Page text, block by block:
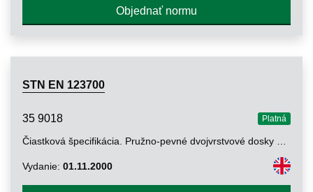
Objednať normu
STN EN 123700
35 9018 Platná
Vydanie: 01.11.2000